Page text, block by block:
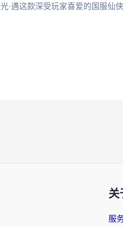
·遇这款深受玩家喜爱的国服仙
关
服